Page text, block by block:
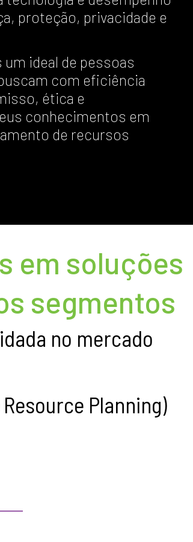
proteção, privacidade e
ideal de pessoas
com eficiência
ética e
conhecimentos em
de recursos
em soluções
segmentos
no mercado
Planning)